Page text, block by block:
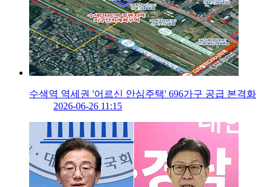
수색역 역세권 '어르신 안심주택' 696가구 공급 본격화
2026-06-26 11:15